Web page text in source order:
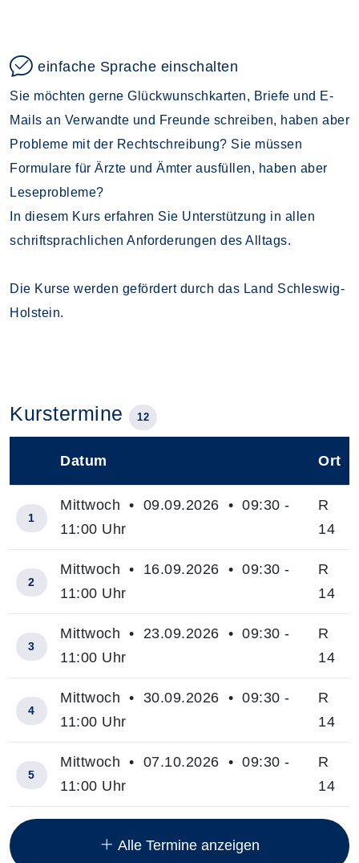
einfache Sprache einschalten
Sie möchten gerne Glückwunschkarten, Briefe und E-
Mails an Verwandte und Freunde schreiben, haben aber
Probleme mit der Rechtschreibung? Sie müssen
Formulare für Ärzte und Ämter ausfüllen, haben aber
Leseprobleme?
In diesem Kurs erfahren Sie Unterstützung in allen
schriftsprachlichen Anforderungen des Alltags.
Die Kurse werden gefördert durch das Land Schleswig-
Holstein.
Kurstermine 12
Insgesamt gibt es 12 Termine zum diesen Kurs
Datum Ort
1
Mittwoch • 09.09.2026 • 09:30 -
11:00 Uhr
R
14
2
Mittwoch • 16.09.2026 • 09:30 -
11:00 Uhr
R
14
3
Mittwoch • 23.09.2026 • 09:30 -
11:00 Uhr
R
14
4
Mittwoch • 30.09.2026 • 09:30 -
11:00 Uhr
R
14
5
Mittwoch • 07.10.2026 • 09:30 -
11:00 Uhr
R
14
Alle Termine anzeigen